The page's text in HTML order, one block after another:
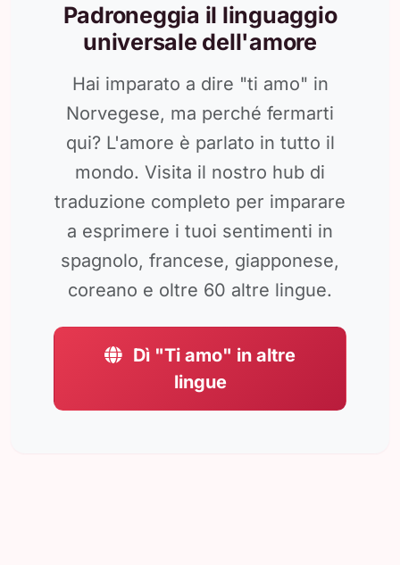
Padroneggia il linguaggio
universale dell'amore
Hai imparato a dire "ti amo" in
Norvegese, ma perché fermarti
qui? L'amore è parlato in tutto il
mondo. Visita il nostro hub di
traduzione completo per imparare
a esprimere i tuoi sentimenti in
spagnolo, francese, giapponese,
coreano e oltre 60 altre lingue.
Dì "Ti amo" in altre
lingue